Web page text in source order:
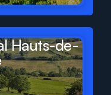
Hauts-de-